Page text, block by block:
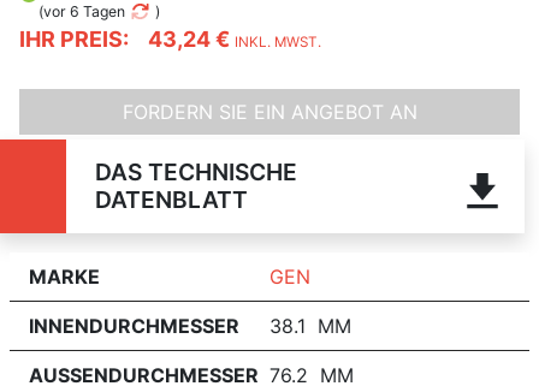
IHR PREIS: 43,24 € INKL. MWST.
(vor 6 Tagen )
FORDERN SIE EIN ANGEBOT AN
DAS TECHNISCHE
DATENBLATT
MARKE GEN
INNENDURCHMESSER 38.1 MM
AUSSENDURCHMESSER 76.2 MM